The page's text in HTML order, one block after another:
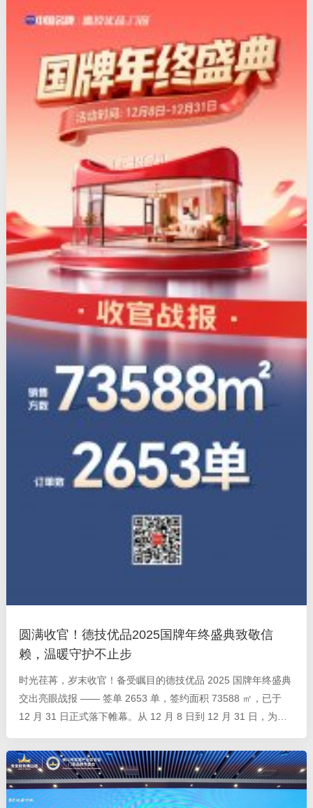
圆满收官！德技优品2025国牌年终盛典致敬信
赖，温暖守护不止步
时光荏苒，岁末收官！备受瞩目的德技优品 2025 国牌年终盛典
交出亮眼战报 —— 签单 2653 单，签约面积 73588 ㎡，已于
12 月 31 日正式落下帷幕。从 12 月 8 日到 12 月 31 日，为期
消费者的青睐与信赖，为 2025 年画上